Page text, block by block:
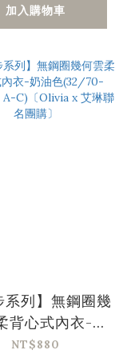
加入購物車
系列】無鋼圈幾
背心式內衣-奶
70-40/90、
NT$880